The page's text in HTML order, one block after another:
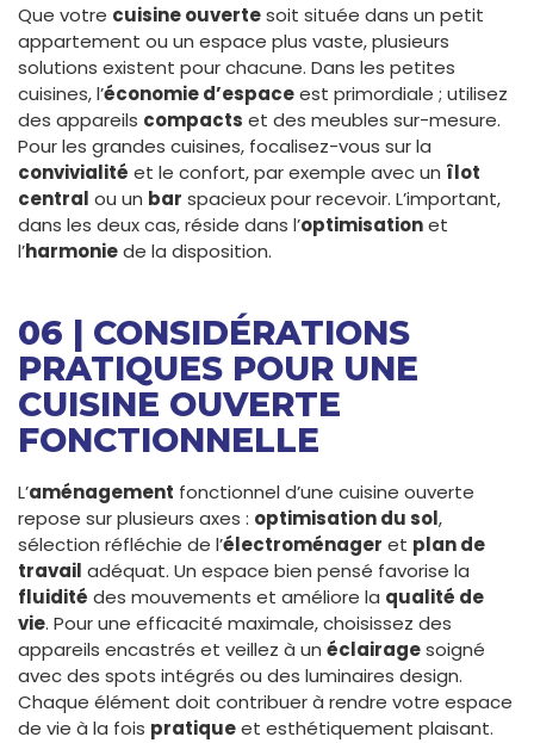
Que votre cuisine ouvertesoit située dans un petit
appartement ou un espace plus vaste, plusieurs
solutions existent pour chacune. Dans les petites
cuisines, l’économie d’espaceest primordiale ; utilisez
des appareils compacts et des meubles sur-mesure.
Pour les grandes cuisines, focalisez-vous sur la
convivialité et le confort, par exemple avec un îlot
central ou un bar spacieux pour recevoir. L’important,
dans les deux cas, réside dans l’optimisationet
l’harmoniede la disposition.
06 | CONSIDÉRATIONS
PRATIQUES POUR UNE
CUISINE OUVERTE
FONCTIONNELLE
L’aménagement fonctionnel d’une cuisine ouverte
repose sur plusieurs axes : optimisation du sol,
sélection réfléchie de l’électroménager et plan de
travail adéquat. Un espace bien pensé favorise la
fluidité des mouvements et améliore la qualité de
vie. Pour une efficacité maximale, choisissez des
appareils encastrés et veillez à un éclairagesoigné
avec des spots intégrés ou des luminaires design.
Chaque élément doit contribuer à rendre votre espace
de vie à la fois pratiqueet esthétiquement plaisant.